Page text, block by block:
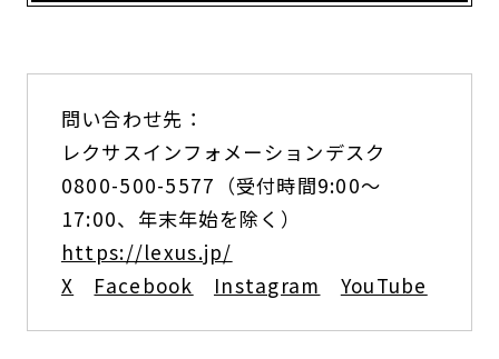
問い合わせ先：
レクサスインフォメーションデスク
0800-500-5577（受付時間9:00〜
17:00、年末年始を除く）
https://lexus.jp/
X
Facebook Instagram YouTube